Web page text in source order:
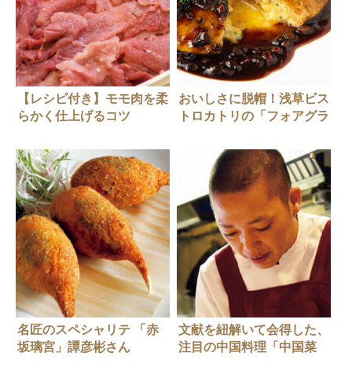
【レシピ付き】モモ肉を柔
らかく仕上げるコツ
おいしさに脱帽！浅草ビス
トロカトリの「フォアグラ
名匠のスペシャリテ 「赤
坂璃宮」譚彦彬さん
文献を紐解いて会得した、
注目の中国料理「中国菜